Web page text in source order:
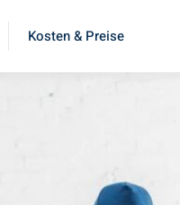
Kosten & Preise